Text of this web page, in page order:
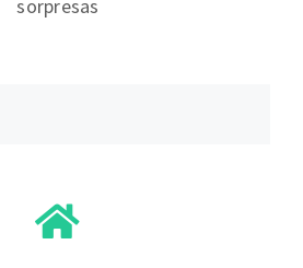
sorpresas